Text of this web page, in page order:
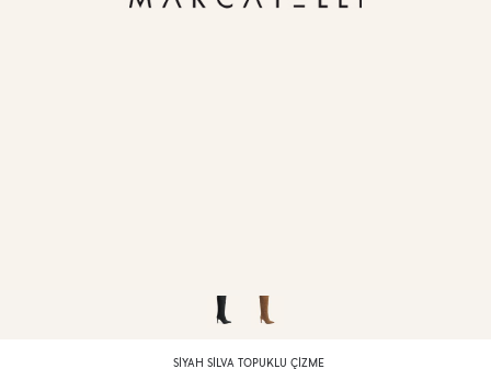
SIYAH SILVA TOPUKLU ÇIZME